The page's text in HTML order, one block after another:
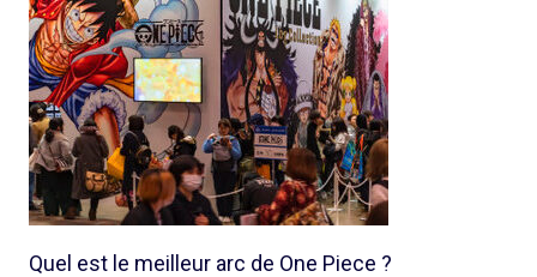
Quel est le meilleur arc de One Piece ?